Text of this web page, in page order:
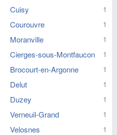
Cuisy 1
Courouvre 1
Moranville 1
Cierges-sous-Montfaucon 1
Brocourt-en-Argonne 1
Delut 1
Duzey 1
Verneuil-Grand 1
Velosnes 1